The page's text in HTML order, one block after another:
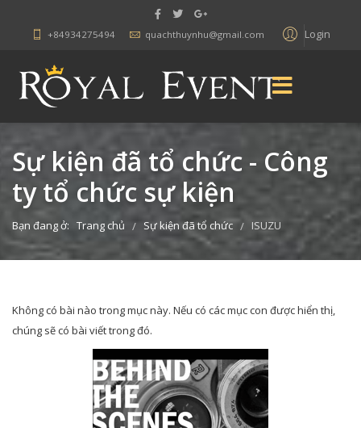
Login
+84934275494 quachthuynhu@gmail.com
Sự kiện đã tổ chức - Công
ty tổ chức sự kiện
Bạn đang ở: Trang chủ / Sự kiện đã tổ chức / ISUZU
Không có bài nào trong mục này. Nếu có các mục con được hiển thị,
chúng sẽ có bài viết trong đó.